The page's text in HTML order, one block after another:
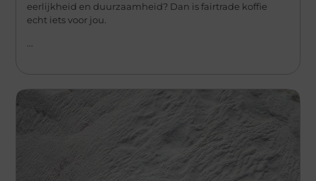
eerlijkheid en duurzaamheid? Dan is fairtrade koffie
echt iets voor jou.
...